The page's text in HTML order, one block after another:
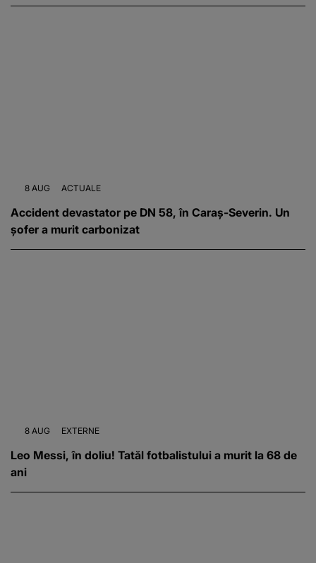
8 AUG ACTUALE
Accident devastator pe DN 58, în Caraș-Severin. Un
șofer a murit carbonizat
8 AUG EXTERNE
Leo Messi, în doliu! Tatăl fotbalistului a murit la 68 de
ani